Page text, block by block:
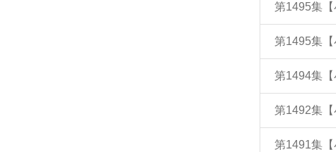
第1495集【
第1495集
第1494集【
第1492集【
第1491集【